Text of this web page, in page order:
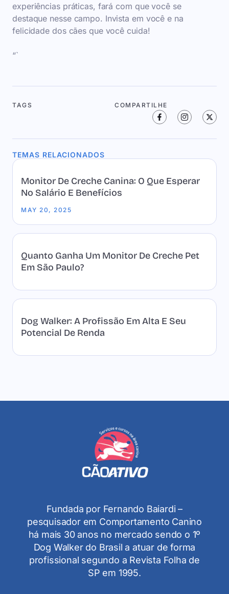
experiências práticas, fará com que você se
destaque nesse campo. Invista em você e na
felicidade dos cães que você cuida!
“`
TAGS COMPARTILHE
TEMAS RELACIONADOS
Monitor De Creche Canina: O Que Esperar
No Salário E Benefícios
MAY 20, 2025
Quanto Ganha Um Monitor De Creche Pet
Em São Paulo?
Dog Walker: A Profissão Em Alta E Seu
Potencial De Renda
Fundada por Fernando Baiardi –
pesquisador em Comportamento Canino
há mais 30 anos no mercado sendo o 1º
Dog Walker do Brasil a atuar de forma
profissional segundo a Revista Folha de
SP em 1995.